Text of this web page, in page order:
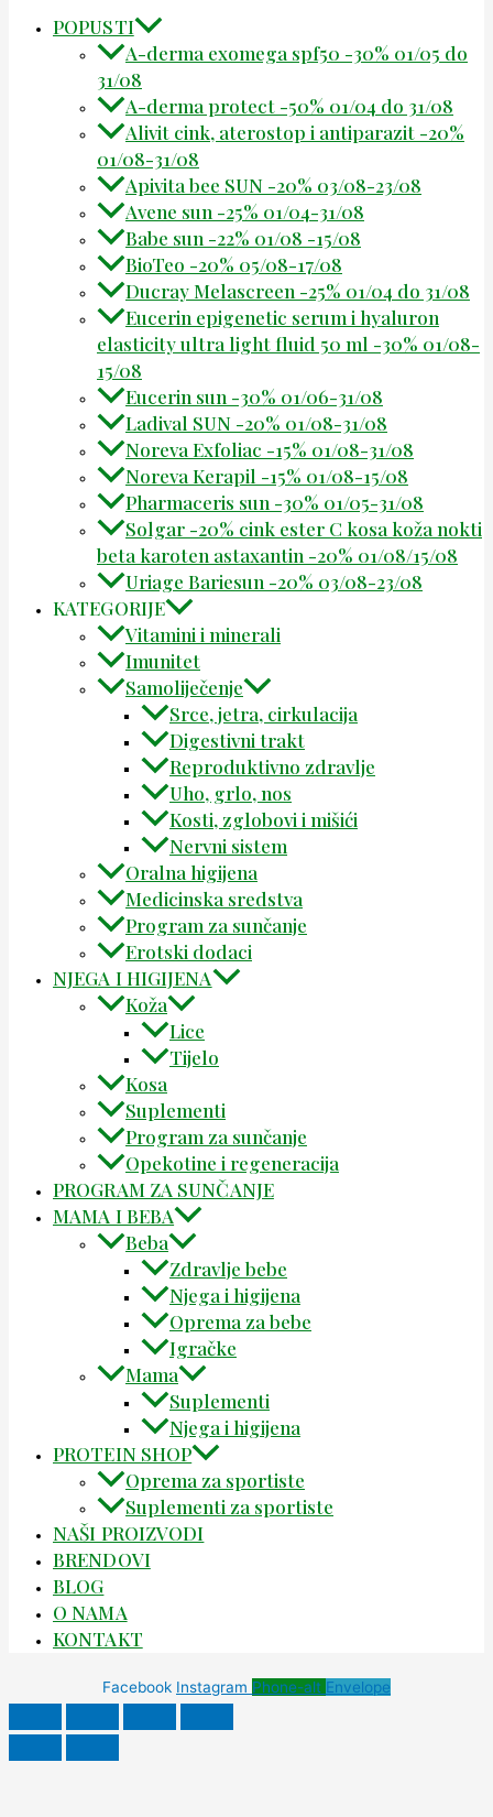
POPUSTI
A-derma exomega spf50 -30% 01/05 do
31/08
A-derma protect -50% 01/04 do 31/08
Alivit cink, aterostop i antiparazit -20%
01/08-31/08
Apivita bee SUN -20% 03/08-23/08
Avene sun -25% 01/04-31/08
Babe sun -22% 01/08 -15/08
BioTeo -20% 05/08-17/08
Ducray Melascreen -25% 01/04 do 31/08
Eucerin epigenetic serum i hyaluron
elasticity ultra light fluid 50 ml -30% 01/08-
15/08
Eucerin sun -30% 01/06-31/08
Ladival SUN -20% 01/08-31/08
Noreva Exfoliac -15% 01/08-31/08
Noreva Kerapil -15% 01/08-15/08
Pharmaceris sun -30% 01/05-31/08
Solgar -20% cink ester C kosa koža nokti
beta karoten astaxantin -20% 01/08/15/08
Uriage Bariesun -20% 03/08-23/08
KATEGORIJE
Vitamini i minerali
Imunitet
Samoliječenje
Srce, jetra, cirkulacija
Digestivni trakt
Reproduktivno zdravlje
Uho, grlo, nos
Kosti, zglobovi i mišići
Nervni sistem
Oralna higijena
Medicinska sredstva
Program za sunčanje
Erotski dodaci
NJEGA I HIGIJENA
Koža
Lice
Tijelo
Kosa
Suplementi
Program za sunčanje
Opekotine i regeneracija
PROGRAM ZA SUNČANJE
MAMA I BEBA
Beba
Zdravlje bebe
Njega i higijena
Oprema za bebe
Igračke
Mama
Suplementi
Njega i higijena
PROTEIN SHOP
Oprema za sportiste
Suplementi za sportiste
NAŠI PROIZVODI
BRENDOVI
BLOG
O NAMA
KONTAKT
Facebook Instagram Phone-alt Envelope